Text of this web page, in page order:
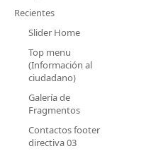
Recientes
Slider Home
Top menu
(Información al
ciudadano)
Galería de
Fragmentos
Contactos footer
directiva 03